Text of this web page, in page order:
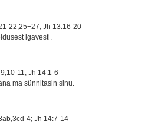
22,25+27; Jh 13:16-20
igavesti.
11; Jh 14:1-6
ma sünnitasin sinu.
4; Jh 14:7-14